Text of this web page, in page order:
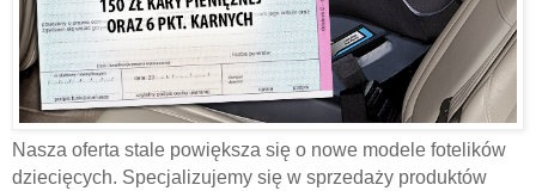
Nasza oferta stale powiększa się o nowe modele fotelików
dziecięcych. Specjalizujemy się w sprzedaży produktów